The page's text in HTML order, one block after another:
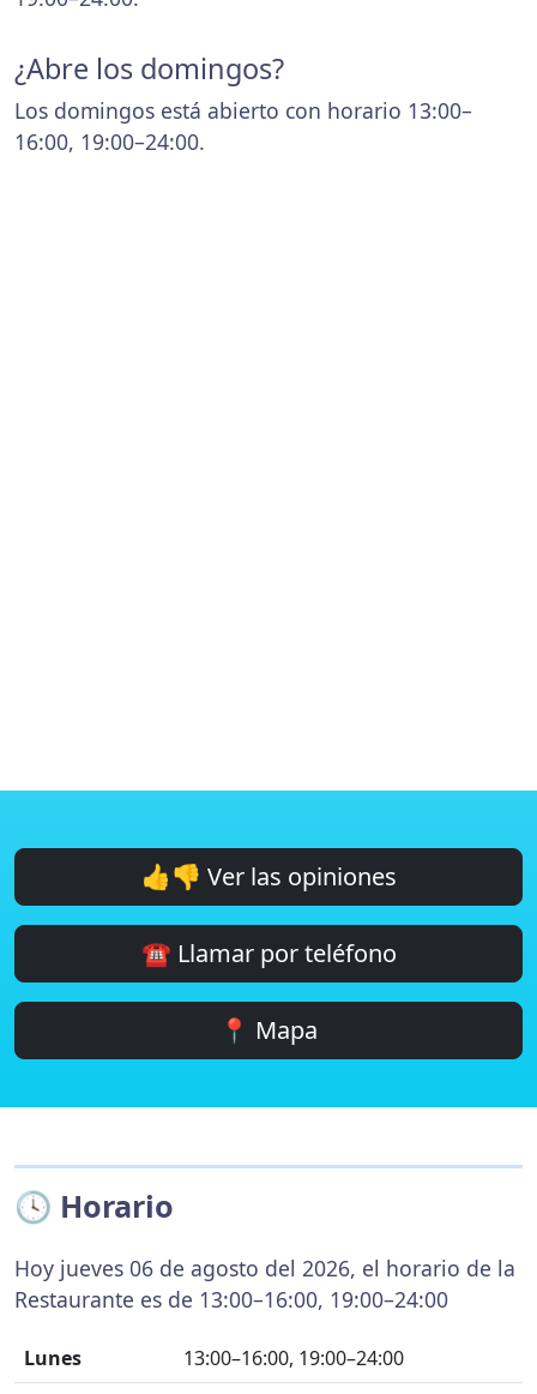
¿Abre los domingos?
Los domingos está abierto con horario 13:00–
16:00, 19:00–24:00.
👍👎 Ver las opiniones
☎️ Llamar por teléfono
📍 Mapa
🕓 Horario
Hoy jueves 06 de agosto del 2026, el horario de la
Restaurante es de 13:00–16:00, 19:00–24:00
Lunes
13:00–16:00, 19:00–24:00